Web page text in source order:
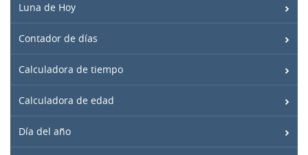
Luna de Hoy
Contador de días
Calculadora de tiempo
Calculadora de edad
Día del año